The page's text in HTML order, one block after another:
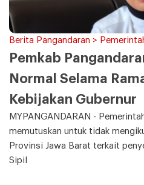
Berita Pangandaran >
Pemkab
Normal Selama
Kebijakan Gubernur
MYPANGANDARAN -
memutuskan untuk tidak
Provinsi Jawa Barat terkait
Sipil